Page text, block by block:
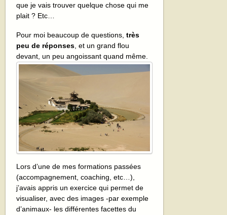
que je vais trouver quelque chose qui me
plait ? Etc…
Pour moi beaucoup de questions,très
peu de réponses , et un grand flou
devant, un peuangoissant quand même.
Lors d’une de mes formations passées
(accompagnement, coaching, etc…),
j’avais appris un exercice qui permet de
visualiser, avec des images -par exemple
d’animaux- les différentes facettes du